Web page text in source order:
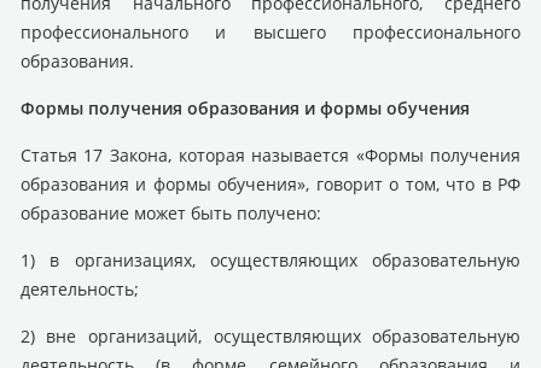
профессионального и высшего профессионального
образования.
Формы получения образования и формы обучения
Статья 17 Закона, которая называется «Формы получения
образования и формы обучения», говорит о том, что в РФ
образование может быть получено:
1) в организациях, осуществляющих образовательную
деятельность;
2) вне организаций, осуществляющих образовательную